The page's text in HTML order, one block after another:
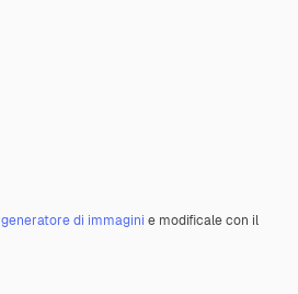
generatore di immagini e modificale con il